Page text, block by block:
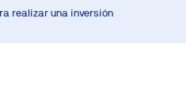
realizar una inversión